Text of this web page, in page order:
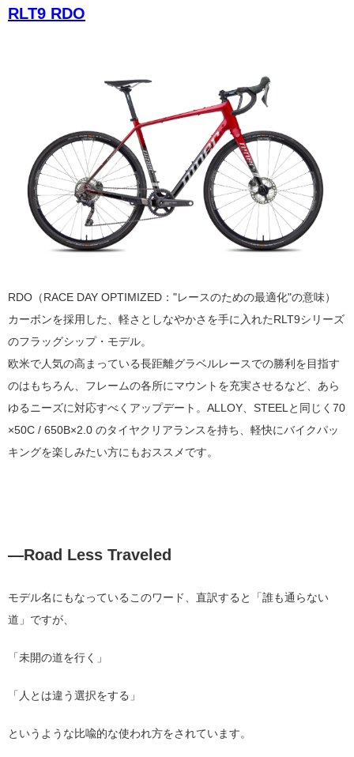
RLT9 RDO
RDO （RACE DAY OPTIMIZED ： "レースのための最適化"の意味）
カーボンを採用した、軽さとしなやかさを手に入れたRLT9シリーズ
のフラッグシップ・モデル。
欧米で人気の高まっている長距離グラベルレースでの勝利を目指す
のはもちろん、フレームの各所にマウントを充実させるなど、あら
ゆるニーズに対応すべくアップデート。ALLOY、STEELと同じく 70
×50C / 650B×2.0 のタイヤクリアランスを持ち、軽快にバイクパッ
キングを楽しみたい方にもおススメです。
―Road Less Traveled
モデル名にもなっているこのワード、直訳すると「誰も通らない
道」ですが、
「未開の道を行く」
「人とは違う選択をする」
というような比喩的な使われ方をされています。